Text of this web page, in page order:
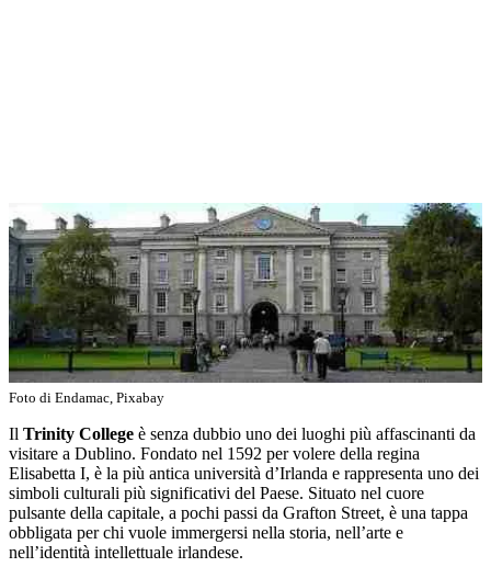
Foto di Endamac, Pixabay
Il Trinity College è senza dubbio uno dei luoghi più affascinanti da
visitare a Dublino. Fondato nel 1592 per volere della regina
Elisabetta I, è la più antica università d’Irlanda e rappresenta uno dei
simboli culturali più significativi del Paese. Situato nel cuore
pulsante della capitale, a pochi passi da Grafton Street, è una tappa
obbligata per chi vuole immergersi nella storia, nell’arte e
nell’identità intellettuale irlandese.